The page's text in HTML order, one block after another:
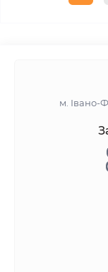
м. Івано-